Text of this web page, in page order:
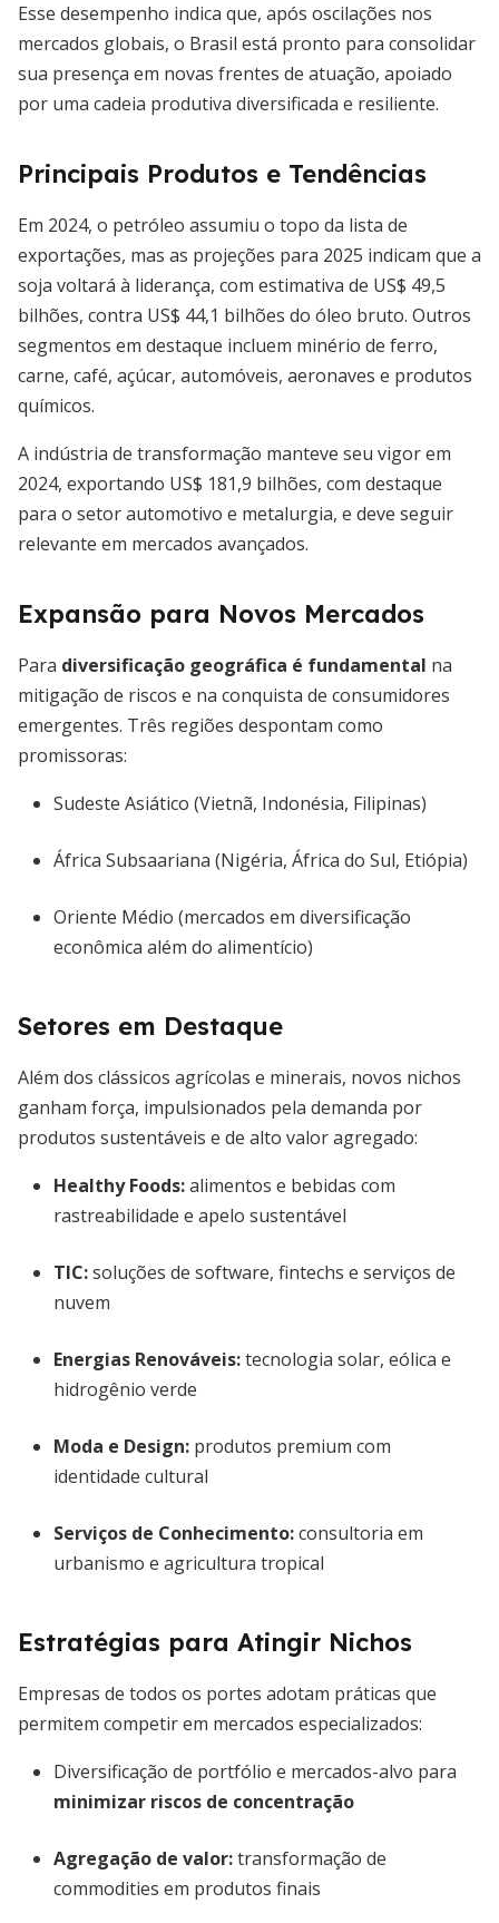
Esse desempenho indica que, após oscilações nos
mercados globais, o Brasil está pronto para consolidar
sua presença em novas frentes de atuação, apoiado
por uma cadeia produtiva diversificada e resiliente.
Principais Produtos e Tendências
Em 2024, o petróleo assumiu o topo da lista de
exportações, mas as projeções para 2025 indicam que a
soja voltará à liderança, com estimativa de US$ 49,5
bilhões, contra US$ 44,1 bilhões do óleo bruto. Outros
segmentos em destaque incluem minério de ferro,
carne, café, açúcar, automóveis, aeronaves e produtos
químicos.
A indústria de transformação manteve seu vigor em
2024, exportando US$ 181,9 bilhões, com destaque
para o setor automotivo e metalurgia, e deve seguir
relevante em mercados avançados.
Expansão para Novos Mercados
Para diversificação geográfica é fundamental na
mitigação de riscos e na conquista de consumidores
emergentes. Três regiões despontam como
promissoras:
Sudeste Asiático (Vietnã, Indonésia, Filipinas)
África Subsaariana (Nigéria, África do Sul, Etiópia)
Oriente Médio (mercados em diversificação
econômica além do alimentício)
Setores em Destaque
Além dos clássicos agrícolas e minerais, novos nichos
ganham força, impulsionados pela demanda por
produtos sustentáveis e de alto valor agregado:
Healthy Foods:alimentos e bebidas com
rastreabilidade e apelo sustentável
TIC:soluções de software, fintechs e serviços de
nuvem
Energias Renováveis:tecnologia solar, eólica e
hidrogênio verde
Moda e Design: produtos premium com
identidade cultural
Serviços de Conhecimento:consultoria em
urbanismo e agricultura tropical
Estratégias para Atingir Nichos
Empresas de todos os portes adotam práticas que
permitem competir em mercados especializados:
Diversificação de portfólio e mercados-alvo para
minimizar riscos de concentração
Agregação de valor:transformação de
commodities em produtos finais